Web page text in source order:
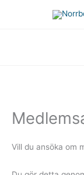
Vill du ansöka om